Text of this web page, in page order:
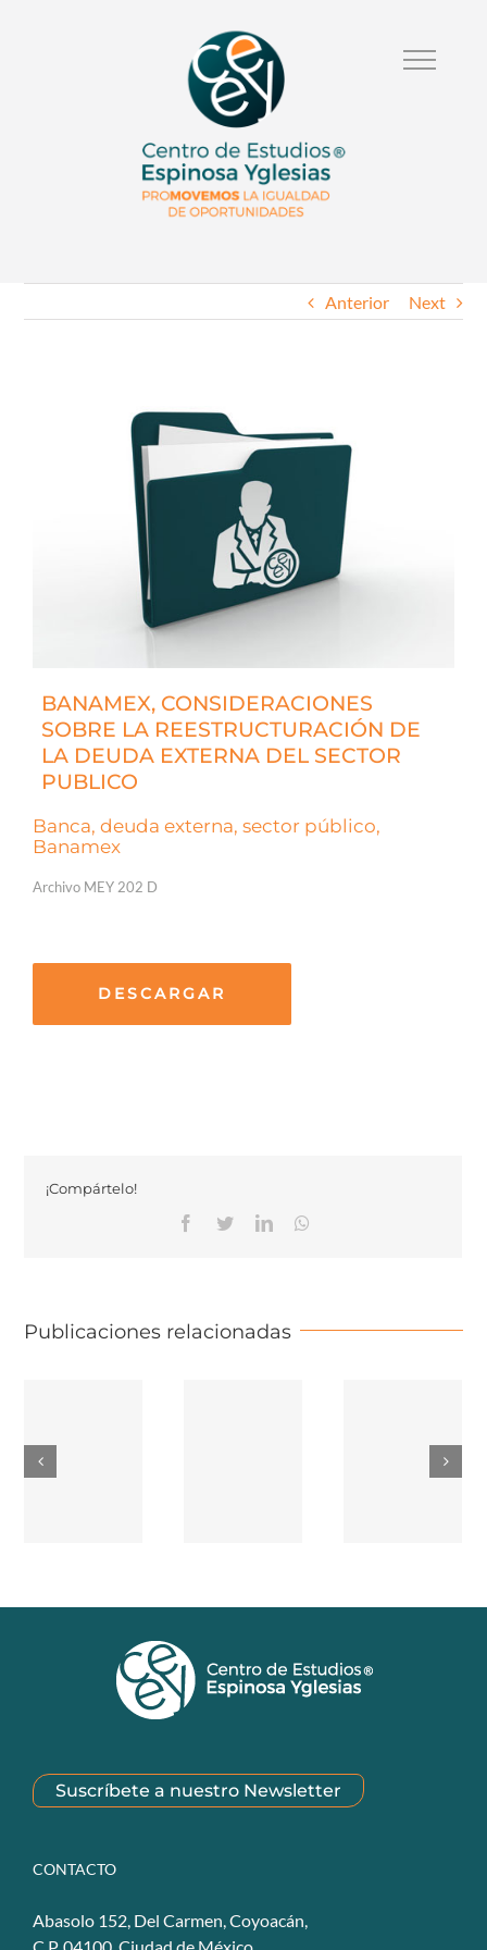
Anterior Next
BANAMEX, CONSIDERACIONES
SOBRE LA REESTRUCTURACIÓN DE
LA DEUDA EXTERNA DEL SECTOR
PUBLICO
Banca, deuda externa, sector público,
Banamex
Archivo MEY 202 D
DESCARGAR
¡Compártelo!
Facebook
TwitterLinkedinWhatsapp
Publicaciones relacionadas
Suscríbete a nuestro Newsletter
CONTACTO
Abasolo 152, Del Carmen, Coyoacán,